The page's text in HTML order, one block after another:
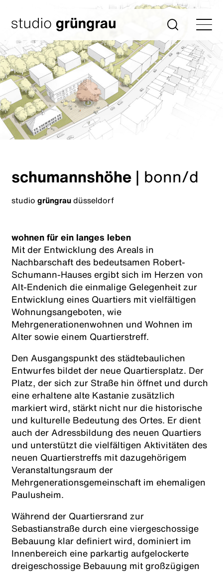
Inhalt
springen
Startseite Suche
schumannshöhe | bonn/d
studio grüngraudüsseldorf
wohnen für ein langes leben
Mit der Entwicklung des Areals in
Nachbarschaft des bedeutsamen Robert-
Schumann-Hauses ergibt sich im Herzen von
Alt-Endenich die einmalige Gelegenheit zur
Entwicklung eines Quartiers mit vielfältigen
Wohnungsangeboten, wie
Mehrgenerationenwohnen und Wohnen im
Alter sowie einem Quartierstreff.
Den Ausgangspunkt des städtebaulichen
Entwurfes bildet der neue Quartiersplatz. Der
Platz, der sich zur Straße hin öffnet und durch
eine erhaltene alte Kastanie zusätzlich
markiert wird, stärkt nicht nur die historische
und kulturelle Bedeutung des Ortes. Er dient
auch der Adressbildung des neuen Quartiers
und unterstützt die vielfältigen Aktivitäten des
neuen Quartierstreffs mit dazugehörigem
Veranstaltungsraum der
Mehrgenerationsgemeinschaft im ehemaligen
Paulusheim.
Während der Quartiersrand zur
Sebastianstraße durch eine viergeschossige
Bebauung klar definiert wird, dominiert im
Innenbereich eine parkartig aufgelockerte
dreigeschossige Bebauung mit großzügigen